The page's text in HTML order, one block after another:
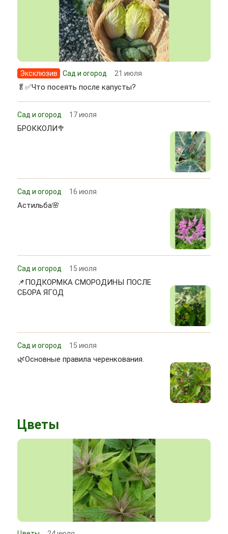
Эксклюзив Сад и огород 21 июля
🥬✅Что посеять после капусты?
Сад и огород 17 июля
БРОККОЛИ🥦
Сад и огород 16 июля
Астильба🌸
Сад и огород 15 июля
📌ПОДКОРМКА СМОРОДИНЫ ПОСЛЕ
СБОРА ЯГОД
Сад и огород 15 июля
🌿Основные правила черенкования.
Цветы